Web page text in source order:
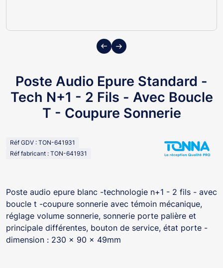
Previous
Next
Poste Audio Epure Standard -
Tech N+1 - 2 Fils - Avec Boucle
T - Coupure Sonnerie
Réf GDV : TON-641931
Réf fabricant : TON-641931
Poste audio epure blanc -technologie n+1 - 2 fils - avec
boucle t -coupure sonnerie avec témoin mécanique,
réglage volume sonnerie, sonnerie porte palière et
principale différentes, bouton de service, état porte -
dimension : 230 x 90 x 49mm